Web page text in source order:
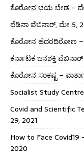
ಕೊರೋನ ಭಯ ಬೇಡ –
ಫೆಡಿನಾ ವೆಬಿನಾರ್, ಮೇ 5,
ಕೊರೋನ ಹೆದರದಿರೋಣ –
ಕರ್ನಾಟಕ ಜನಶಕ್ತಿ
ಕೊರೋನ ಸಂಕಷ್ಟ –
Socialist Study
Covid and Scientific
29, 2021
How to Face
2020